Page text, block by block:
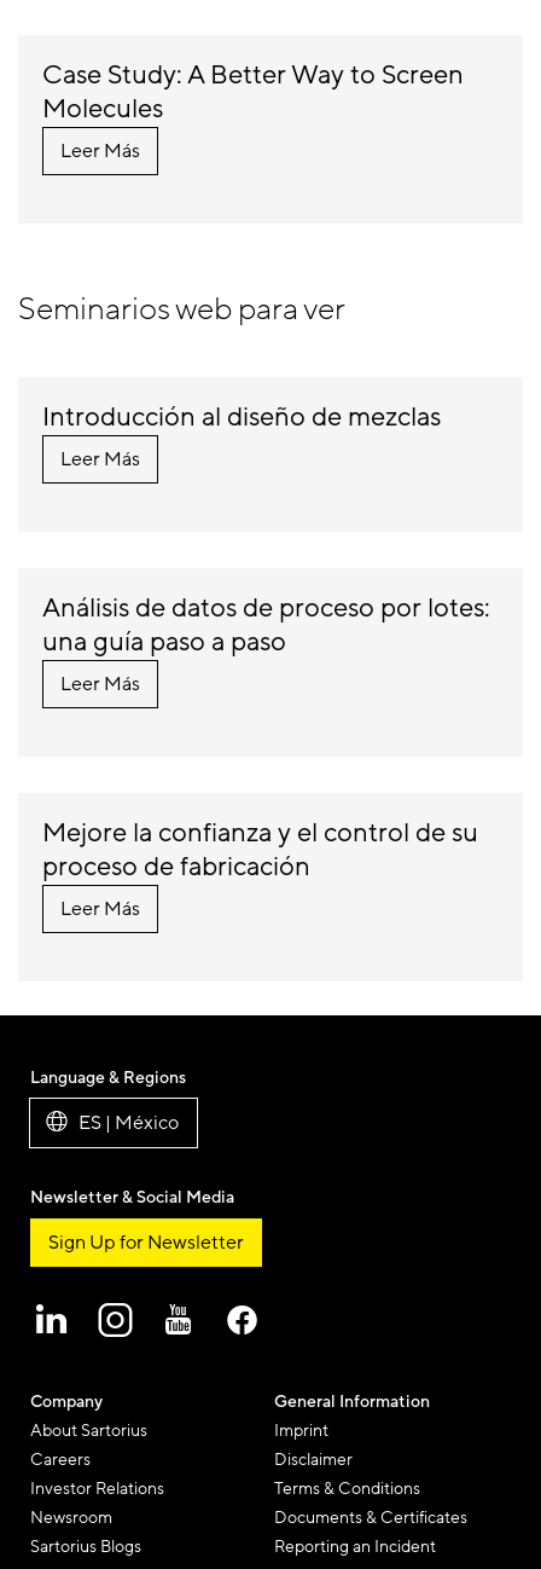
Case Study: A Better Way to Screen
Molecules
Leer Más
Seminarios web para ver
Introducción al diseño de mezclas
Leer Más
Análisis de datos de proceso por lotes:
una guía paso a paso
Leer Más
Mejore la confianza y el control de su
proceso de fabricación
Leer Más
Company
About Sartorius
Careers
Investor Relations
Newsroom
Sartorius Blogs
General Information
Imprint
Disclaimer
Terms & Conditions
Documents & Certificates
Reporting an Incident
Language & Regions
ES | México
Newsletter & Social Media
Sign Up for Newsletter